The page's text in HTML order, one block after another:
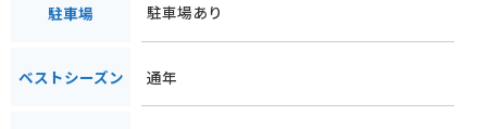
駐車場 駐車場あり
ベストシーズン 通年